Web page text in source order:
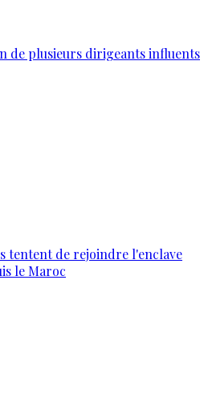
de plusieurs dirigeants influents
tentent de rejoindre l'enclave
le Maroc